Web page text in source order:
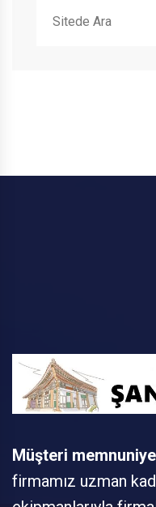
Müşteri
firmamız uzman